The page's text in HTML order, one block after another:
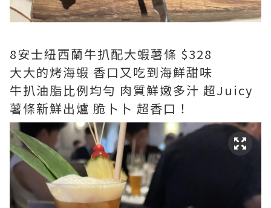
8安士紐西蘭牛扒配大蝦薯條 $328
大大的烤海蝦 香口又吃到海鮮甜味
牛扒油脂比例均勻 肉質鮮嫩多汁 超Juicy
薯條新鮮出爐 脆卜卜 超香口！